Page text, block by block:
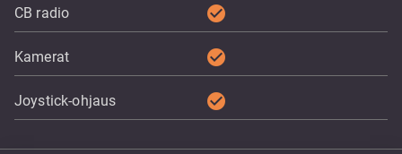
CB radio check_circle
Kamerat check_circle
Joystick-ohjaus check_circle